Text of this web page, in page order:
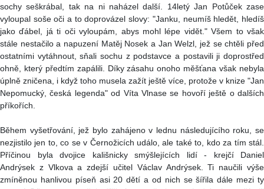
sochy seškrábal, tak na ni naházel další. 14letý Jan Potůček zase
vyloupal soše oči a to doprovázel slovy: "Janku, neumíš hledět, hledíš
jako ďábel, já ti oči vyloupám, abys mohl lépe vidět." Všem to však
stále nestačilo a napuzení Matěj Nosek a Jan Welzl, jež se chtěli před
ostatními vytáhnout, sňali sochu z podstavce a postavili ji doprostřed
ohně, který předtím zapálili. Díky zásahu onoho měšťana však nebyla
úplně zničena, i když toho musela zažít ještě více, protože v knize "Jan
Nepomucký, česká legenda" od Víta Vlnase se hovoří ještě o dalších
příkořích.
Během vyšetřování, jež bylo zahájeno v lednu následujícího roku, se
nezjistilo jen to, co se v Černožicích událo, ale také to, kdo za tím stál.
Příčinou byla dvojice kališnicky smýšlejících lidí - krejčí Daniel
Andrýsek z Vlkova a zdejší učitel Václav Andrýsek. Ti naučili výše
zmíněnou hanlivou píseň asi 20 dětí a od nich se šířila dále mezi ty